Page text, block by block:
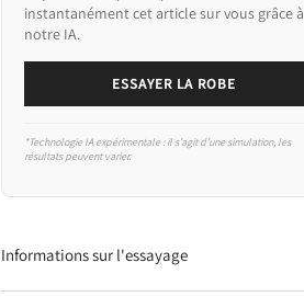
instantanément cet article sur vous grâce à
notre IA.
ESSAYER LA ROBE
*Technologie IA expérimentale : il s'agit d'une simulation, les
résultats peuvent varier.
un
produit
Informations sur l'essayage